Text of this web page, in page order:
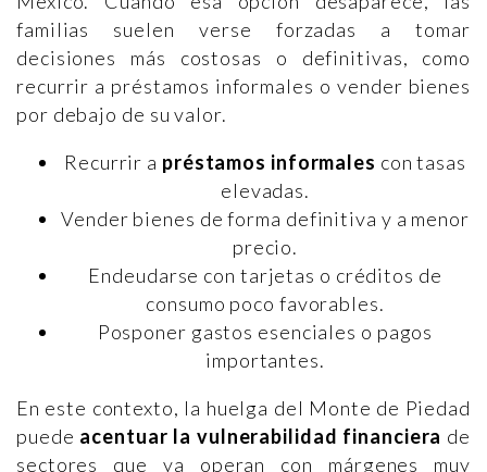
familias suelen verse forzadas a tomar
decisiones más costosas o definitivas, como
recurrir a préstamos informales o vender bienes
por debajo de su valor.
Recurrir a préstamos informales con tasas
elevadas.
Vender bienes de forma definitiva y a menor
precio.
Endeudarse con tarjetas o créditos de
consumo poco favorables.
Posponer gastos esenciales o pagos
importantes.
En este contexto, la huelga del Monte de Piedad
puede acentuar la vulnerabilidad financiera de
sectores que ya operan con márgenes muy